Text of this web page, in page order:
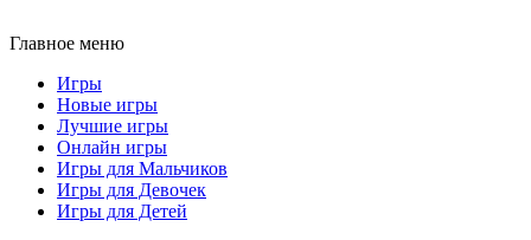
Главное меню
Игры
Новые игры
Лучшие игры
Онлайн игры
Игры для Мальчиков
Игры для Девочек
Игры для Детей